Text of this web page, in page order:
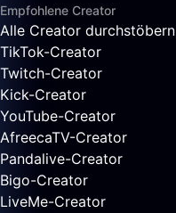
Empfohlene Creator
Alle Creator durchstöbern
TikTok-Creator
Twitch-Creator
Kick-Creator
YouTube-Creator
AfreecaTV-Creator
Pandalive-Creator
Bigo-Creator
LiveMe-Creator